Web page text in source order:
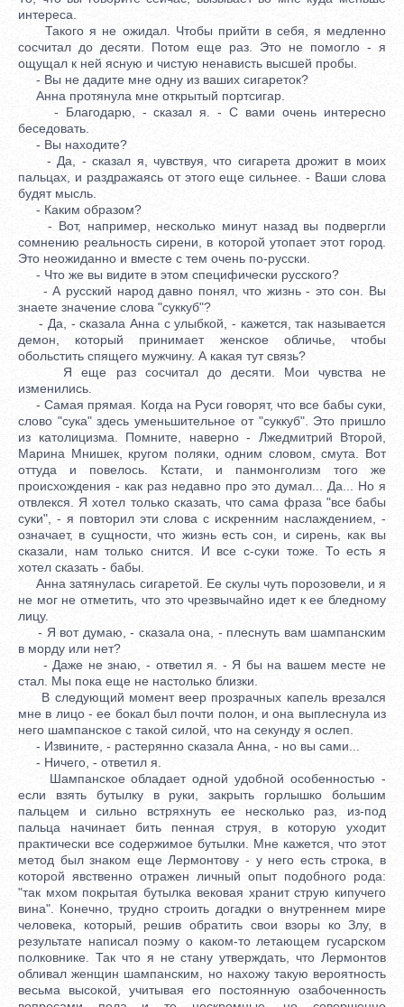
интереса.
Такого я не ожидал. Чтобы прийти в себя, я медленно
сосчитал до десяти. Потом еще раз. Это не помогло - я
ощущал к ней ясную и чистую ненависть высшей пробы.
- Вы не дадите мне одну из ваших сигареток?
Анна протянула мне открытый портсигар.
- Благодарю, - сказал я. - С вами очень интересно
беседовать.
- Вы находите?
- Да, - сказал я, чувствуя, что сигарета дрожит в моих
пальцах, и раздражаясь от этого еще сильнее. - Ваши слова
будят мысль.
- Каким образом?
- Вот, например, несколько минут назад вы подвергли
сомнению реальность сирени, в которой утопает этот город.
Это неожиданно и вместе с тем очень по-русски.
- Что же вы видите в этом специфически русского?
- А русский народ давно понял, что жизнь - это сон. Вы
знаете значение слова "суккуб"?
- Да, - сказала Анна с улыбкой, - кажется, так называется
демон, который принимает женское обличье, чтобы
обольстить спящего мужчину. А какая тут связь?
Я еще раз сосчитал до десяти. Мои чувства не
изменились.
- Самая прямая. Когда на Руси говорят, что все бабы суки,
слово "сука" здесь уменьшительное от "суккуб". Это пришло
из католицизма. Помните, наверно - Лжедмитрий Второй,
Марина Мнишек, кругом поляки, одним словом, смута. Вот
оттуда и повелось. Кстати, и панмонголизм того же
происхождения - как раз недавно про это думал... Да... Но я
отвлекся. Я хотел только сказать, что сама фраза "все бабы
суки", - я повторил эти слова с искренним наслаждением, -
означает, в сущности, что жизнь есть сон, и сирень, как вы
сказали, нам только снится. И все с-суки тоже. То есть я
хотел сказать - бабы.
Анна затянулась сигаретой. Ее скулы чуть порозовели, и я
не мог не отметить, что это чрезвычайно идет к ее бледному
лицу.
- Я вот думаю, - сказала она, - плеснуть вам шампанским
в морду или нет?
- Даже не знаю, - ответил я. - Я бы на вашем месте не
стал. Мы пока еще не настолько близки.
В следующий момент веер прозрачных капель врезался
мне в лицо - ее бокал был почти полон, и она выплеснула из
него шампанское с такой силой, что на секунду я ослеп.
- Извините, - растерянно сказала Анна, - но вы сами...
- Ничего, - ответил я.
Шампанское обладает одной удобной особенностью -
если взять бутылку в руки, закрыть горлышко большим
пальцем и сильно встряхнуть ее несколько раз, из-под
пальца начинает бить пенная струя, в которую уходит
практически все содержимое бутылки. Мне кажется, что этот
метод был знаком еще Лермонтову - у него есть строка, в
которой явственно отражен личный опыт подобного рода:
"так мхом покрытая бутылка вековая хранит струю кипучего
вина". Конечно, трудно строить догадки о внутреннем мире
человека, который, решив обратить свои взоры ко Злу, в
результате написал поэму о каком-то летающем гусарском
полковнике. Так что я не стану утверждать, что Лермонтов
обливал женщин шампанским, но нахожу такую вероятность
весьма высокой, учитывая его постоянную озабоченность